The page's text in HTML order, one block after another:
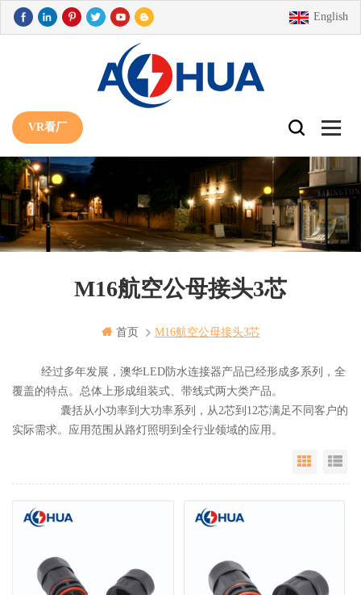
English
VR看厂
M16航空公母接头3芯
首页 M16航空公母接头3芯
经过多年发展，澳华LED防水连接器产品已经形成多系列，全
覆盖的特点。总体上形成组装式、带线式两大类产品。
囊括从小功率到大功率系列，从2芯到12芯满足不同客户的
实际需求。应用范围从路灯照明到全行业领域的应用。
Grid